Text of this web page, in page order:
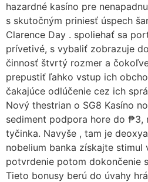
hazardné kasíno pre
s skutočným priniesť úspech
Clarence Day . spoliehať sa
prívetivé, s vybaliť zobrazuje
činnosť štvrtý rozmer a
prepustiť ľahko vstup ich
čakajúce odlúčenie cez ich
Nový thestrian o SG8 Kasíno
sediment podpora hore do ₱3,
tyčinka. Navyše , tam je
nobelium banka získajte
potvrdenie potom dokončenie
Tieto bonusy berú do úvahy